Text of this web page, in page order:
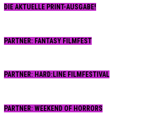
DIE AKTUELLE PRINT-AUSGABE!
PARTNER: FANTASY FILMFEST
PARTNER: HARD:LINE FILMFESTIVAL
PARTNER: WEEKEND OF HORRORS